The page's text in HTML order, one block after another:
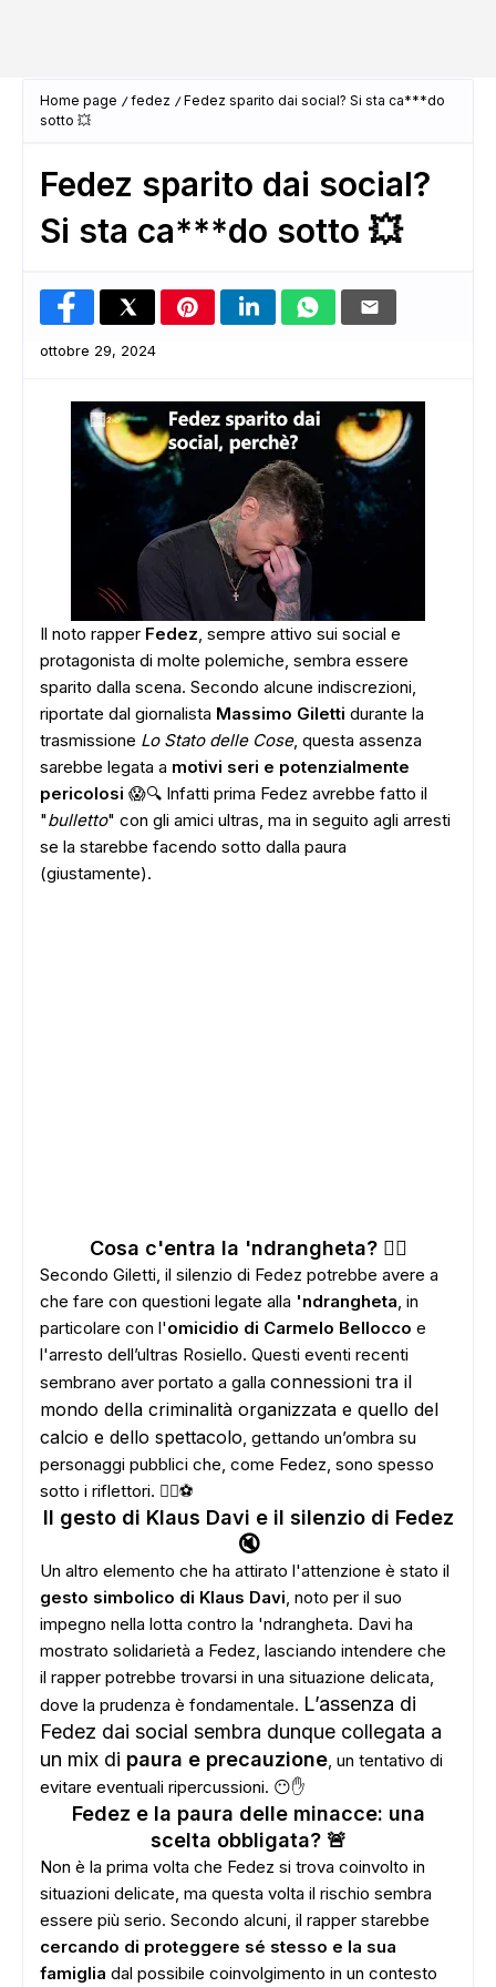
Home page fedez
Fedez sparito dai social? Si sta ca***do
sotto 💥
Fedez sparito dai social?
Si sta ca***do sotto 💥
ottobre 29, 2024
Il noto rapper Fedez, sempre attivo sui social e
protagonista di molte polemiche, sembra essere
sparito dalla scena. Secondo alcune indiscrezioni,
riportate dal giornalista Massimo Giletti durante la
trasmissione Lo Stato delle Cose, questa assenza
sarebbe legata a motivi seri e potenzialmente
pericolosi 😱🔍 Infatti prima Fedez avrebbe fatto il
"bulletto" con gli amici ultras, ma in seguito agli arresti
se la starebbe facendo sotto dalla paura
(giustamente).
Cosa c'entra la 'ndrangheta? 🕵️‍♂️
Secondo Giletti, il silenzio di Fedez potrebbe avere a
che fare con questioni legate alla 'ndrangheta, in
particolare con l'omicidio di Carmelo Bellocco e
l'arresto dell’ultras Rosiello. Questi eventi recenti
sembrano aver portato a galla connessioni tra il
mondo della criminalità organizzata e quello del
calcio e dello spettacolo, gettando un’ombra su
personaggi pubblici che, come Fedez, sono spesso
sotto i riflettori. 🏴‍☠️⚽️
Il gesto di Klaus Davi e il silenzio di Fedez
🔇
Un altro elemento che ha attirato l'attenzione è stato il
gesto simbolico di Klaus Davi, noto per il suo
impegno nella lotta contro la 'ndrangheta. Davi ha
mostrato solidarietà a Fedez, lasciando intendere che
il rapper potrebbe trovarsi in una situazione delicata,
dove la prudenza è fondamentale. L’assenza di
Fedez dai social sembra dunque collegata a
un mix di paura e precauzione, un tentativo di
evitare eventuali ripercussioni. 😶✋
Fedez e la paura delle minacce: una
scelta obbligata? 🚨
Non è la prima volta che Fedez si trova coinvolto in
situazioni delicate, ma questa volta il rischio sembra
essere più serio. Secondo alcuni, il rapper starebbe
cercando di proteggere sé stesso e la sua
famiglia dal possibile coinvolgimento in un contesto